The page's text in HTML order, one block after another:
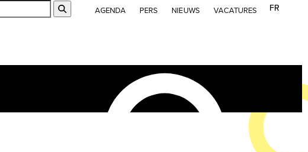
FR
AGENDA PERS NIEUWS VACATURES